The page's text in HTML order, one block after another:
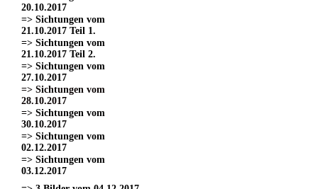
20.10.2017
=> Sichtungen vom
21.10.2017 Teil 1.
=> Sichtungen vom
21.10.2017 Teil 2.
=> Sichtungen vom
27.10.2017
=> Sichtungen vom
28.10.2017
=> Sichtungen vom
30.10.2017
=> Sichtungen vom
02.12.2017
=> Sichtungen vom
03.12.2017